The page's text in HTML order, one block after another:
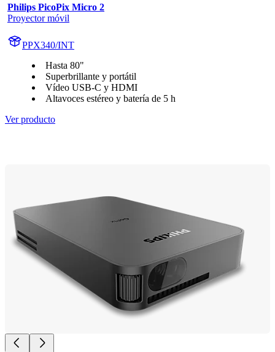
Philips PicoPix Micro 2
Proyector móvil
PPX340/INT
Hasta 80"
Superbrillante y portátil
Vídeo USB-C y HDMI
Altavoces estéreo y batería de 5 h
Ver producto